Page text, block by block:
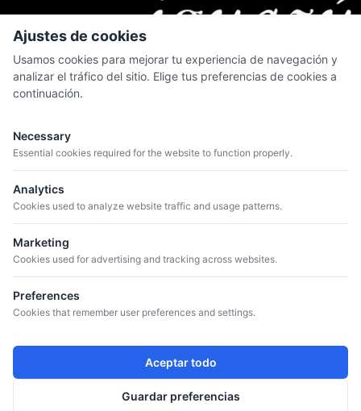
Quiénes somos
Catálogo
Bodegas
Blog
CONTACTO
info@iguazuvinos.com
DIRECCIÓN
Sant Just Desvern, Barcelona, Spain
SÍGUENOS
Ajustes de cookies
Usamos cookies para mejorar tu experiencia de navegación y
analizar el tráfico del sitio. Elige tus preferencias de cookies a
continuación.
Necessary
Essential cookies required for the website to function properly.
Analytics
Cookies used to analyze website traffic and usage patterns.
Marketing
Cookies used for advertising and tracking across websites.
Preferences
Cookies that remember user preferences and settings.
Aceptar todo
Guardar preferencias